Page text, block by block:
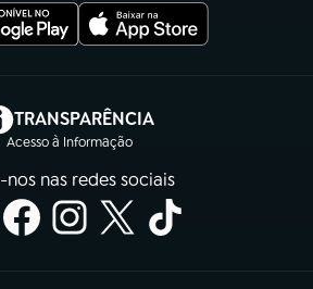
TRANSPARÊNCIA
Acesso à Informação
(abre em nova aba)
nos nas redes sociais